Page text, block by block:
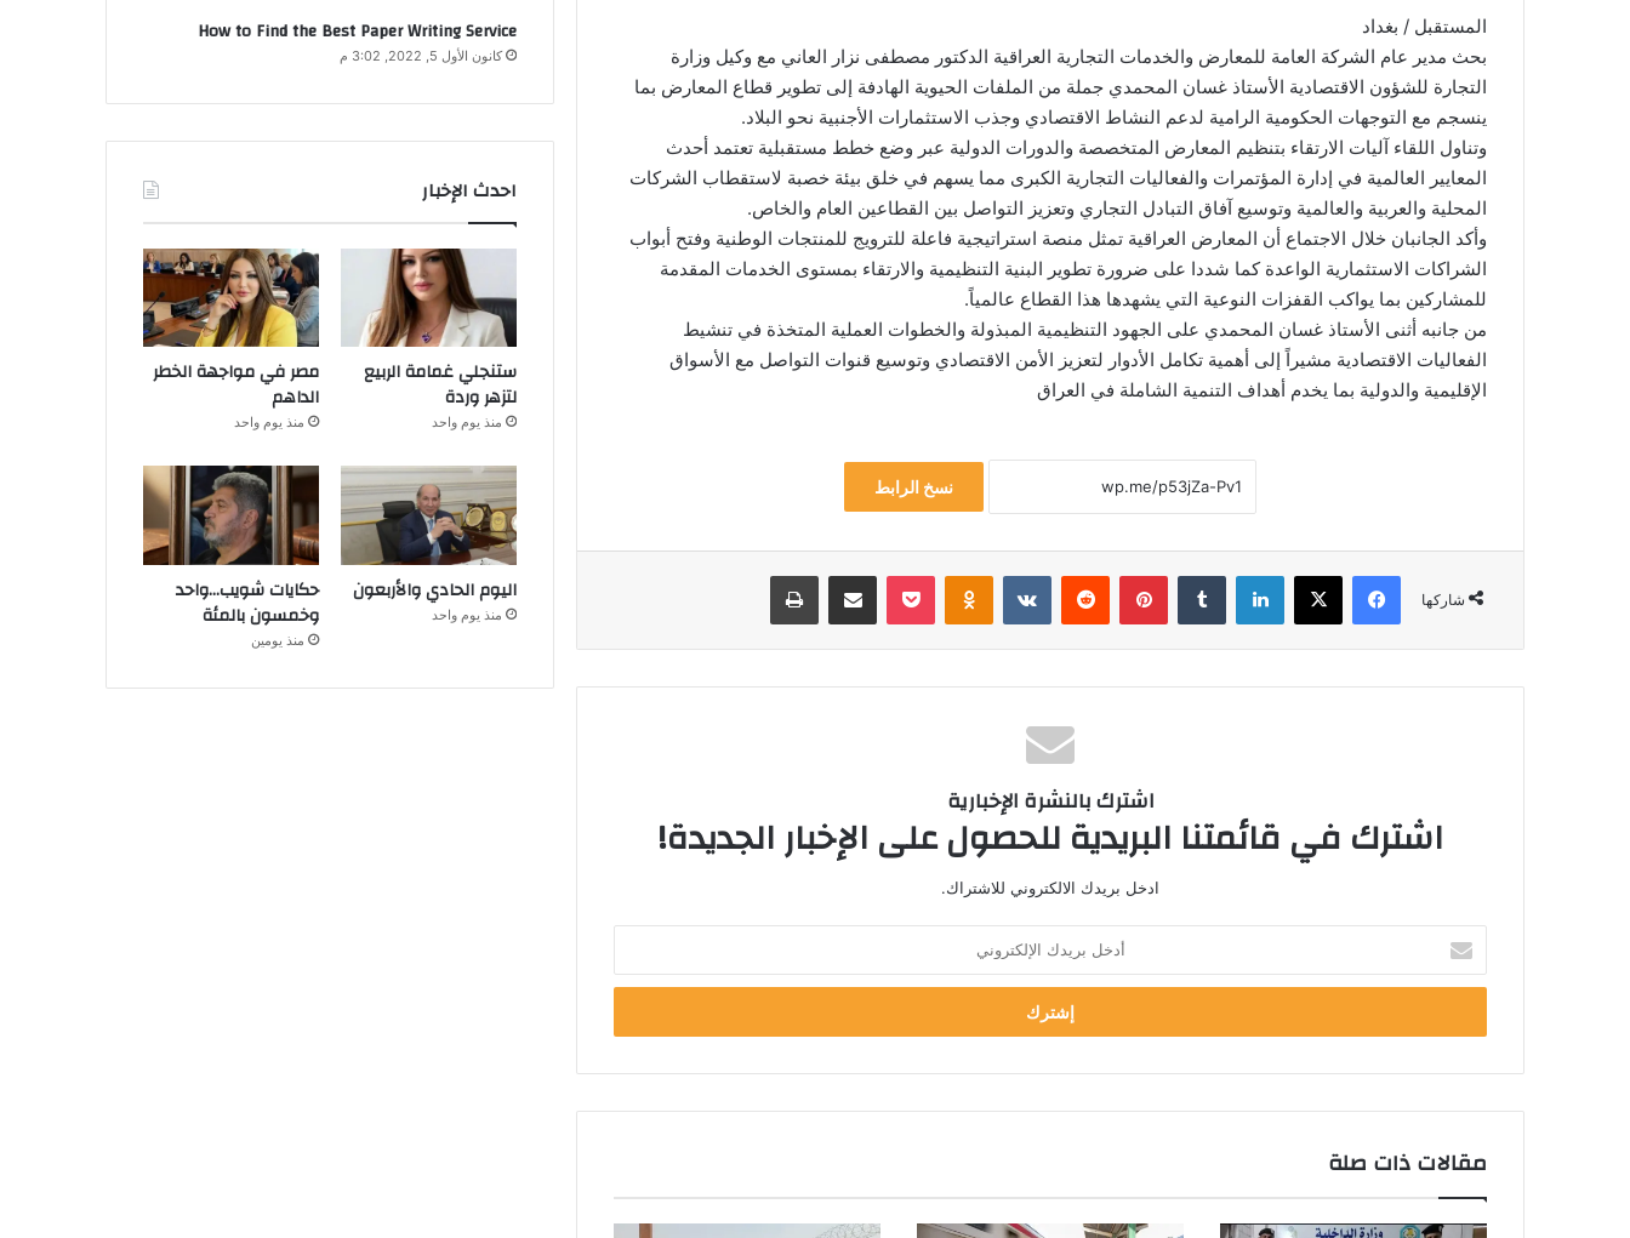
المستقبل / بغداد
بحث مدير عام الشركة العامة للمعارض والخدمات التجارية العراقية الدكتور مصطفى نزار العاني مع وكيل وزارة
التجارة للشؤون الاقتصادية الأستاذ غسان المحمدي جملة من الملفات الحيوية الهادفة إلى تطوير قطاع المعارض بما
ينسجم مع التوجهات الحكومية الرامية لدعم النشاط الاقتصادي وجذب الاستثمارات الأجنبية نحو البلاد.
وتناول اللقاء آليات الارتقاء بتنظيم المعارض المتخصصة والدورات الدولية عبر وضع خطط مستقبلية تعتمد أحدث
المعايير العالمية في إدارة المؤتمرات والفعاليات التجارية الكبرى مما يسهم في خلق بيئة خصبة لاستقطاب الشركات
المحلية والعربية والعالمية وتوسيع آفاق التبادل التجاري وتعزيز التواصل بين القطاعين العام والخاص.
وأكد الجانبان خلال الاجتماع أن المعارض العراقية تمثل منصة استراتيجية فاعلة للترويج للمنتجات الوطنية وفتح أبواب
الشراكات الاستثمارية الواعدة كما شددا على ضرورة تطوير البنية التنظيمية والارتقاء بمستوى الخدمات المقدمة
للمشاركين بما يواكب القفزات النوعية التي يشهدها هذا القطاع عالمياً.
من جانبه أثنى الأستاذ غسان المحمدي على الجهود التنظيمية المبذولة والخطوات العملية المتخذة في تنشيط
الفعاليات الاقتصادية مشيراً إلى أهمية تكامل الأدوار لتعزيز الأمن الاقتصادي وتوسيع قنوات التواصل مع الأسواق
الإقليمية والدولية بما يخدم أهداف التنمية الشاملة في العراق
نسخ الرابط
شاركها
فيسبوك ‫X لينكدإن بينتيريست Odnoklassniki
‫Pocket مشاركة عبر البريد طباعة
اشترك بالنشرة الإخبارية
اشترك في قائمتنا البريدية للحصول على الإخبار الجديدة!
ادخل بريدك الالكتروني للاشتراك.
بريدك
الإلكتروني
مقالات ذات صلة
How to Find the Best Paper Writing Service
كانون الأول 5, 2022, 3:02 م
احدث الإخبار
ستنجلي غمامة الربيع
لتزهر وردة
منذ يوم واحد
مصر في مواجهة الخطر
الداهم
منذ يوم واحد
اليوم الحادي والأربعون
منذ يوم واحد
حكايات شويب…واحد
وخمسون بالمئة
منذ يومين